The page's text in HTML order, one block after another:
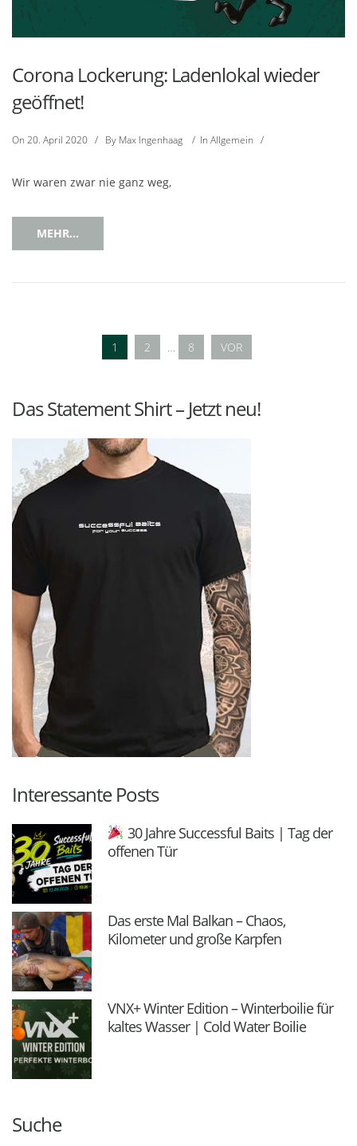
Corona Lockerung: Ladenlokal wieder
geöffnet!
On 20. April 2020 / By Max Ingenhaag / In Allgemein /
Wir waren zwar nie ganz weg,
MEHR...
1 2 … 8 VOR
Das Statement Shirt – Jetzt neu!
Interessante Posts
30 Jahre Successful Baits | Tag der
offenen Tür
Das erste Mal Balkan – Chaos,
Kilometer und große Karpfen
VNX+ Winter Edition – Winterboilie für
kaltes Wasser | Cold Water Boilie
Suche